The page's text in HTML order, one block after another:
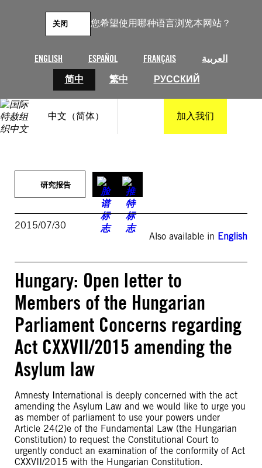
您希望使用哪种语言浏览本网站？
ENGLISH ESPAÑOL FRANÇAIS
العربية
简中
繁中 РУССКИЙ
关闭
中文（简体） 加入我们
研究报告
2015/07/30
Also available in English
Hungary: Open letter to
Members of the Hungarian
Parliament Concerns regarding
Act CXXVII/2015 amending the
Asylum law
Amnesty International is deeply concerned with the act
amending the Asylum Law and we would like to urge you
as member of parliament to use your powers under
Article 24(2)e of the Fundamental Law (the Hungarian
Constitution) to request the Constitutional Court to
urgently conduct an examination of the conformity of Act
CXXVII/2015 with the Hungarian Constitution.